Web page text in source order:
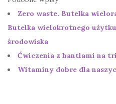
Zero waste. Butelka
Butelka wielokrotnego
środowiska
Ćwiczenia z hantlami na
Witaminy dobre dla